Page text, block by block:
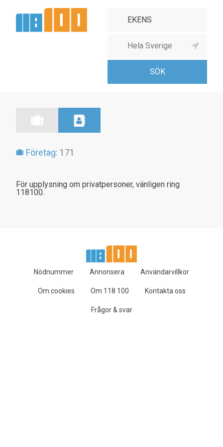
Företag: 171
För upplysning om privatpersoner, vänligen ring
118100.
Nödnummer Annonsera Användarvillkor
Om cookies Om 118 100 Kontakta oss
Frågor & svar